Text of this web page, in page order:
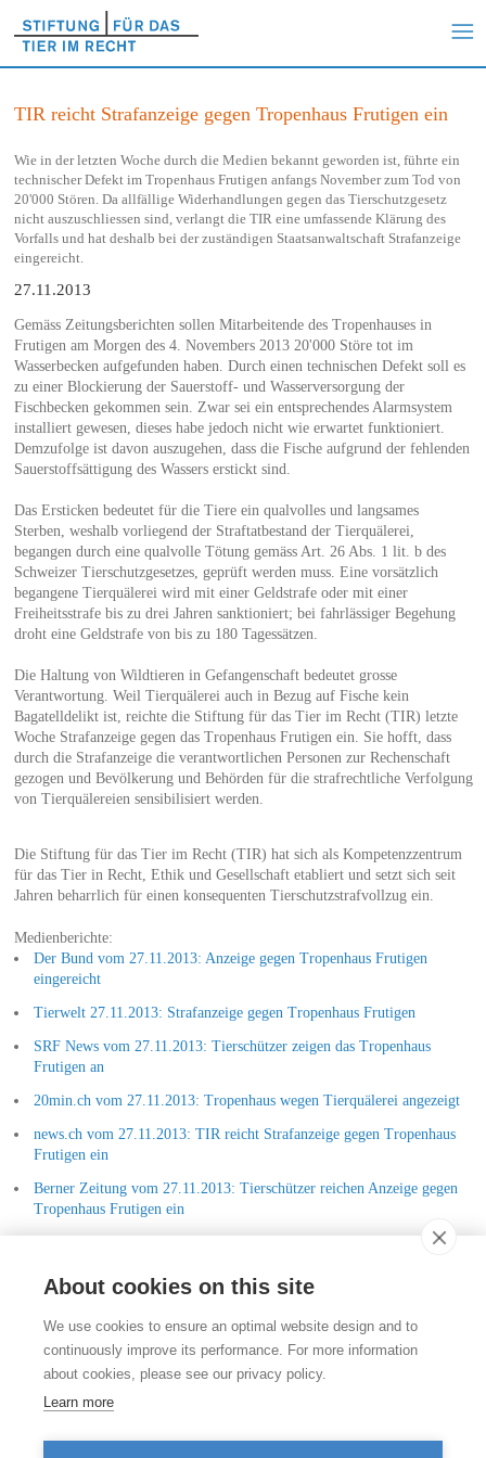
TIR reicht Strafanzeige gegen Tropenhaus Frutigen ein
Wie in der letzten Woche durch die Medien bekannt geworden ist, führte ein
technischer Defekt im Tropenhaus Frutigen anfangs November zum Tod von
20'000 Stören. Da allfällige Widerhandlungen gegen das Tierschutzgesetz
nicht auszuschliessen sind, verlangt die TIR eine umfassende Klärung des
Vorfalls und hat deshalb bei der zuständigen Staatsanwaltschaft Strafanzeige
eingereicht.
27.11.2013
Gemäss Zeitungsberichten sollen Mitarbeitende des Tropenhauses in
Frutigen am Morgen des 4. Novembers 2013 20'000 Störe tot im
Wasserbecken aufgefunden haben. Durch einen technischen Defekt soll es
zu einer Blockierung der Sauerstoff- und Wasserversorgung der
Fischbecken gekommen sein. Zwar sei ein entsprechendes Alarmsystem
installiert gewesen, dieses habe jedoch nicht wie erwartet funktioniert.
Demzufolge ist davon auszugehen, dass die Fische aufgrund der fehlenden
Sauerstoffsättigung des Wassers erstickt sind.
Das Ersticken bedeutet für die Tiere ein qualvolles und langsames
Sterben, weshalb vorliegend der Straftatbestand der Tierquälerei,
begangen durch eine qualvolle Tötung gemäss Art. 26 Abs. 1 lit. b des
Schweizer Tierschutzgesetzes, geprüft werden muss. Eine vorsätzlich
begangene Tierquälerei wird mit einer Geldstrafe oder mit einer
Freiheitsstrafe bis zu drei Jahren sanktioniert; bei fahrlässiger Begehung
droht eine Geldstrafe von bis zu 180 Tagessätzen.
Die Haltung von Wildtieren in Gefangenschaft bedeutet grosse
Verantwortung. Weil Tierquälerei auch in Bezug auf Fische kein
Bagatelldelikt ist, reichte die Stiftung für das Tier im Recht (TIR) letzte
Woche Strafanzeige gegen das Tropenhaus Frutigen ein. Sie hofft, dass
durch die Strafanzeige die verantwortlichen Personen zur Rechenschaft
gezogen und Bevölkerung und Behörden für die strafrechtliche Verfolgung
von Tierquälereien sensibilisiert werden.
Die Stiftung für das Tier im Recht (TIR) hat sich als Kompetenzzentrum
für das Tier in Recht, Ethik und Gesellschaft etabliert und setzt sich seit
Jahren beharrlich für einen konsequenten Tierschutzstrafvollzug ein.
Medienberichte:
Der Bund vom 27.11.2013: Anzeige gegen Tropenhaus Frutigen
eingereicht
Tierwelt 27.11.2013: Strafanzeige gegen Tropenhaus Frutigen
SRF News vom 27.11.2013: Tierschützer zeigen das Tropenhaus
Frutigen an
20min.ch vom 27.11.2013: Tropenhaus wegen Tierquälerei angezeigt
news.ch vom 27.11.2013: TIR reicht Strafanzeige gegen Tropenhaus
Frutigen ein
Berner Zeitung vom 27.11.2013: Tierschützer reichen Anzeige gegen
Tropenhaus Frutigen ein
antijagd.ch vom 27.11.2013: Bern: Strafanzeige gegen Tropenhaus
Stiftung für das Tier im Recht (TIR)
Rigistrasse 9
CH - 8006 Zürich
info@tierimrecht.org
Ihre Spende kann von den Steuern abgezogen werden.
About cookies on this site
We use cookies to ensure an optimal website design and to
continuously improve its performance. For more information
about cookies, please see our privacy policy.
Learn more